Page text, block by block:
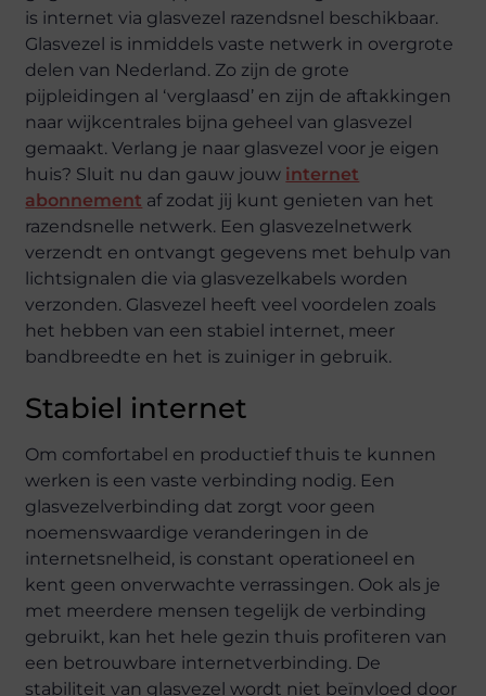
is internet via glasvezel razendsnel beschikbaar.
Glasvezel is inmiddels vaste netwerk in overgrote
delen van Nederland. Zo zijn de grote
pijpleidingen al ‘verglaasd’ en zijn de aftakkingen
naar wijkcentrales bijna geheel van glasvezel
gemaakt. Verlang je naar glasvezel voor je eigen
huis? Sluit nu dan gauw jouw internet
abonnement af zodat jij kunt genieten van het
razendsnelle netwerk. Een glasvezelnetwerk
verzendt en ontvangt gegevens met behulp van
lichtsignalen die via glasvezelkabels worden
verzonden. Glasvezel heeft veel voordelen zoals
het hebben van een stabiel internet, meer
bandbreedte en het is zuiniger in gebruik.
Stabiel internet
Om comfortabel en productief thuis te kunnen
werken is een vaste verbinding nodig. Een
glasvezelverbinding dat zorgt voor geen
noemenswaardige veranderingen in de
internetsnelheid, is constant operationeel en
kent geen onverwachte verrassingen. Ook als je
met meerdere mensen tegelijk de verbinding
gebruikt, kan het hele gezin thuis profiteren van
een betrouwbare internetverbinding. De
stabiliteit van glasvezel wordt niet beïnvloed door